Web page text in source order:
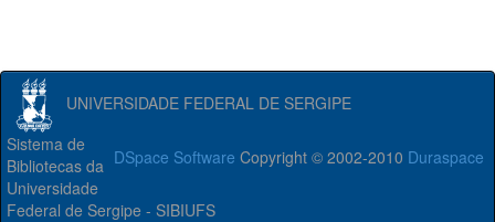
UNIVERSIDADE FEDERAL DE SERGIPE
DSpace Software Copyright © 2002-2010 Duraspace
Sistema de
Bibliotecas da
Universidade
Federal de Sergipe - SIBIUFS